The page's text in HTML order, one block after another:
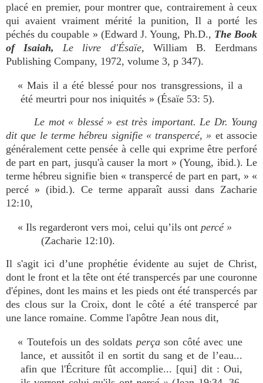
placé en premier, pour montrer que, contrairement à ceux
qui avaient vraiment mérité la punition, Il a porté les
péchés du coupable » (Edward J. Young, Ph.D., The Book
of Isaiah,
Le livre d'Ésaïe, William B. Eerdmans
Publishing Company, 1972, volume 3, p 347).
« Mais il a été blessé pour nos transgressions, il a
été meurtri pour nos iniquités » (Ésaïe 53: 5).
Le mot « blessé » est très important. Le Dr. Young
dit que le terme hébreu signifie « transpercé, » et associe
généralement cette pensée à celle qui exprime être perforé
de part en part, jusqu'à causer la mort » (Young, ibid.). Le
terme hébreu signifie bien « transpercé de part en part, » «
percé » (ibid.). Ce terme apparaît aussi dans Zacharie
12:10,
« Ils regarderont vers moi, celui qu’ils ontpercé »
(Zacharie 12:10).
Il s'agit ici d’une prophétie évidente au sujet de Christ,
dont le front et la tête ont été transpercés par une couronne
d'épines, dont les mains et les pieds ont été transpercés par
des clous sur la Croix, dont le côté a été transpercé par
une lance romaine. Comme l'apôtre Jean nous dit,
« Toutefois un des soldats perçason côté avec une
lance, et aussitôt il en sortit du sang et de l’eau...
afin que l'Écriture fût accomplie... [qui] dit : Oui,